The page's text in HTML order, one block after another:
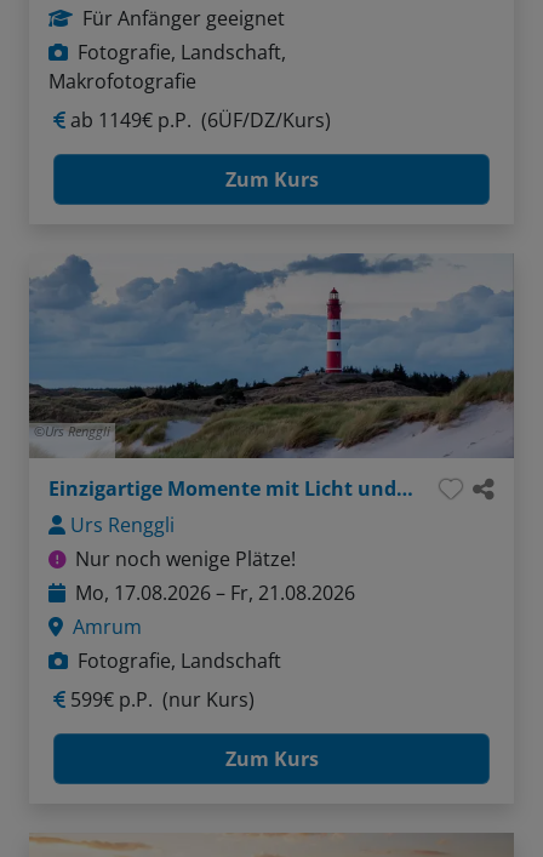
Für Anfänger geeignet
Fotografie, Landschaft,
Makrofotografie
ab 1149€ p.P. (6ÜF/DZ/Kurs)
Zum Kurs
Urs Renggli
Einzigartige Momente mit Licht und Kamera
Urs Renggli
Nur noch wenige Plätze!
Mo, 17.08.2026 – Fr, 21.08.2026
Amrum
Fotografie, Landschaft
599€ p.P. (nur Kurs)
Zum Kurs